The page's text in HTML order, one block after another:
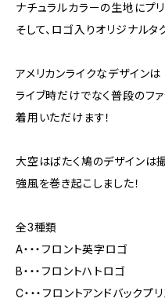
ナチュラルカラーの生地にプリ
そして、ロゴ入りオリジナルタ
アメリカンライクなデザインは
ライブ時だけでなく普段のファ
着用いただけます！
大空はばたく鳩のデザインは
強風を巻き起こしました！
全3種類
A・・・フロント英字ロゴ
B・・・フロントハトロゴ
C・・・フロントアンドバックプ